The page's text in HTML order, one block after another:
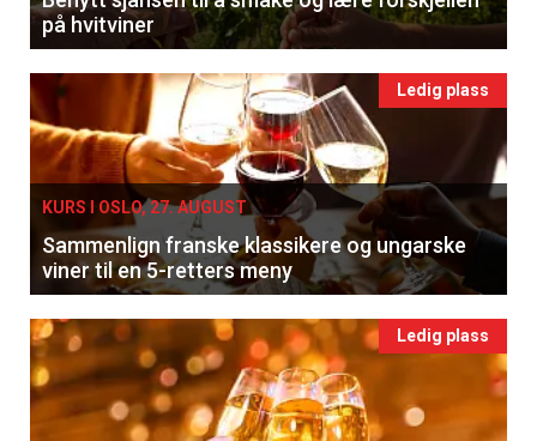
på hvitviner
Ledig plass
KURS I OSLO, 27. AUGUST
Sammenlign franske klassikere og ungarske
viner til en 5-retters meny
Ledig plass